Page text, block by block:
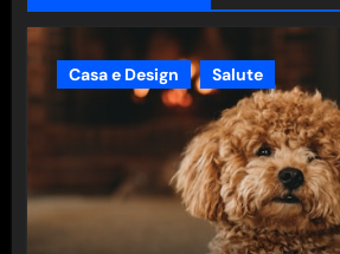
Casa e Design Salute